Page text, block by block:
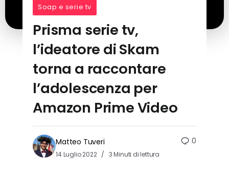
Soap e serie tv
Prisma serie tv,
l’ideatore di Skam
torna a raccontare
l’adolescenza per
Amazon Prime Video
Matteo Tuveri
14 Luglio 2022 3 Minuti di lettura
0